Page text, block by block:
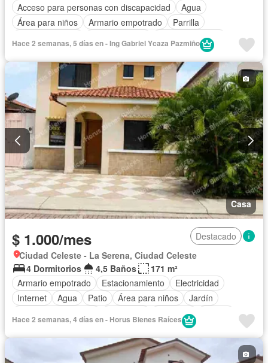
Acceso para personas con discapacidad
Agua
Área para niños
Armario empotrado
Parrilla
Cocina equipada
Estacionamiento
Gimnasio
Garita de guardianía Internet Jardín
Patio
Piscina
Seguridad Wifi Solo familias Sin amoblar
Hace 2 semanas, 5 días en - Ing Gabriel Ycaza Pazmiño
Casa
$ 1.000/mes
Destacado
Ciudad Celeste - La Serena, Ciudad Celeste
4 Dormitorios
4,5 Baños
171 m²
Armario empotrado
Estacionamiento
Electricidad
Internet
Agua Patio Área para niños
Jardín
Gimnasio
Solo familias
Hace 2 semanas, 4 días en - Horus Bienes Raíces